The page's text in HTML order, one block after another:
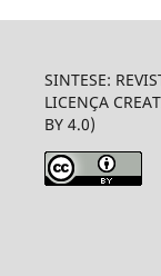
SINTESE:
LICENÇA
BY 4.0)